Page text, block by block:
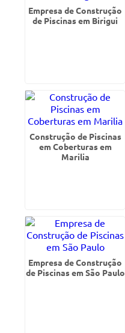
Empresa de Construção
de Piscinas em Birigui
Construção de Piscinas
em Coberturas em
Marilia
Empresa de Construção
de Piscinas em São Paulo